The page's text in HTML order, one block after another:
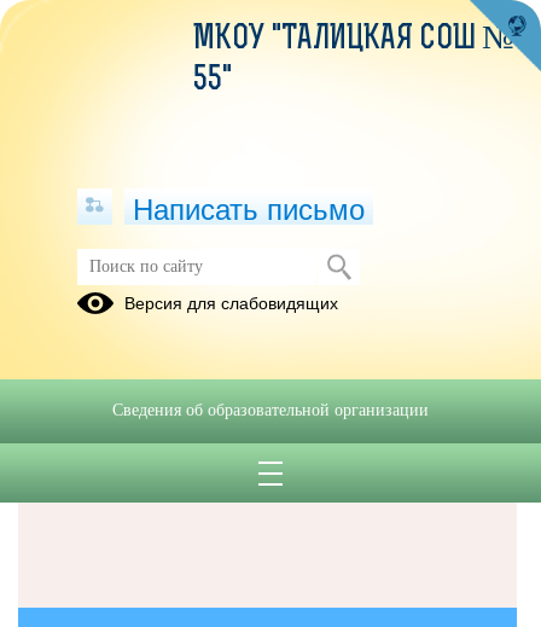
МКОУ "ТАЛИЦКАЯ СОШ №
55"
Написать письмо
Версия для слабовидящих
Сведения об образовательной организации